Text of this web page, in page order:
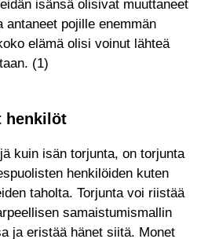
isänsä olisivat muuttaneet
antaneet pojille enemmän
elämä olisi voinut lähteä
(1)
henkilöt
kuin isän torjunta, on torjunta
henkilöiden kuten
taholta. Torjunta voi riistää
samaistumismallin
ja eristää hänet siitä. Monet